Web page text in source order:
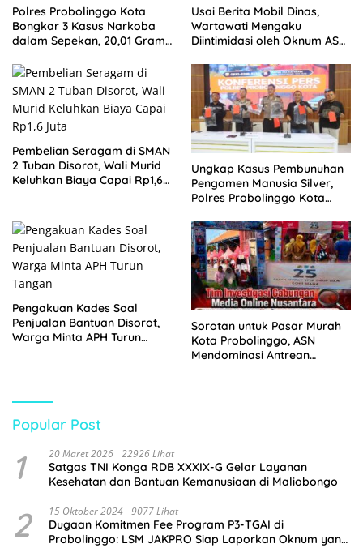
Polres Probolinggo Kota
Bongkar 3 Kasus Narkoba
dalam Sepekan, 20,01 Gram
Usai Berita Mobil Dinas,
Wartawati Mengaku
Diintimidasi oleh Oknum ASN
Tempuh Jalur Hukum
Pembelian Seragam di SMAN
2 Tuban Disorot, Wali Murid
Keluhkan Biaya Capai Rp1,6
Ungkap Kasus Pembunuhan
Pengamen Manusia Silver,
Polres Probolinggo Kota
Pengakuan Kades Soal
Penjualan Bantuan Disorot,
Warga Minta APH Turun
Sorotan untuk Pasar Murah
Kota Probolinggo, ASN
Mendominasi Antrean
Popular Post
1 20 Maret 2026 22926 Lihat
Satgas TNI Konga RDB XXXIX-G Gelar Layanan
Kesehatan dan Bantuan Kemanusiaan di Maliobongo
2 15 Oktober 2024 9077 Lihat
Dugaan Komitmen Fee Program P3-TGAI di
Probolinggo: LSM JAKPRO Siap Laporkan Oknum yang